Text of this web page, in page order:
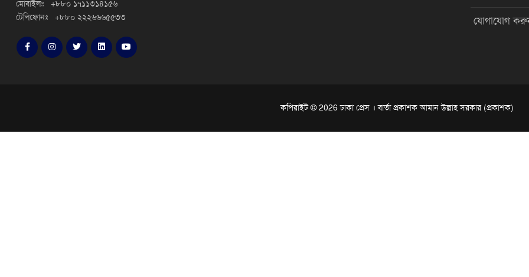
মোবাইলঃ +৮৮০ ১৭১১৩১৪১৫৬
টেলিফোনঃ +৮৮০ ২২২৬৬৬৫৫৩৩
যোগাযোগ
কপিরাইট © 2026 ঢাকা প্রেস । বার্তা প্রকাশক আমান উল্লাহ সরকার (প্রকাশক)